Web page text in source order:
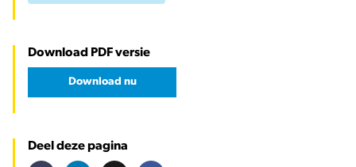
Download PDF versie
Download nu
Deel deze pagina